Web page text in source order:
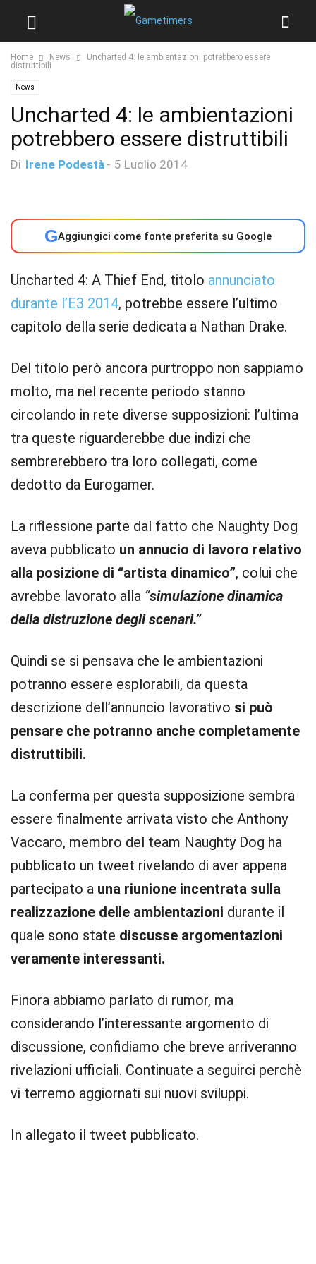
Home News
Uncharted 4: le ambientazioni potrebbero essere
distruttibili
News
Uncharted 4: le ambientazioni
potrebbero essere distruttibili
Di Irene Podestà - 5 Luglio 2014
GAggiungici come fonte preferita su Google
Uncharted 4: A Thief End, titolo annunciato
durante l’E3 2014, potrebbe essere l’ultimo
capitolo della serie dedicata a Nathan Drake.
Del titolo però ancora purtroppo non sappiamo
molto, ma nel recente periodo stanno
circolando in rete diverse supposizioni: l’ultima
tra queste riguarderebbe due indizi che
sembrerebbero tra loro collegati, come
dedotto da Eurogamer.
La riflessione parte dal fatto che Naughty Dog
aveva pubblicato un annucio di lavoro relativo
alla posizione di “artista dinamico”, colui che
avrebbe lavorato alla “simulazione dinamica
della distruzione degli scenari.”
Quindi se si pensava che le ambientazioni
potranno essere esplorabili, da questa
descrizione dell’annuncio lavorativo si può
pensare che potranno anche completamente
distruttibili.
La conferma per questa supposizione sembra
essere finalmente arrivata visto che Anthony
Vaccaro, membro del team Naughty Dog ha
pubblicato un tweet rivelando di aver appena
partecipato a una riunione incentrata sulla
realizzazione delle ambientazioni durante il
quale sono state discusse argomentazioni
veramente interessanti.
Finora abbiamo parlato di rumor, ma
considerando l’interessante argomento di
discussione, confidiamo che breve arriveranno
rivelazioni ufficiali. Continuate a seguirci perchè
vi terremo aggiornati sui nuovi sviluppi.
In allegato il tweet pubblicato.